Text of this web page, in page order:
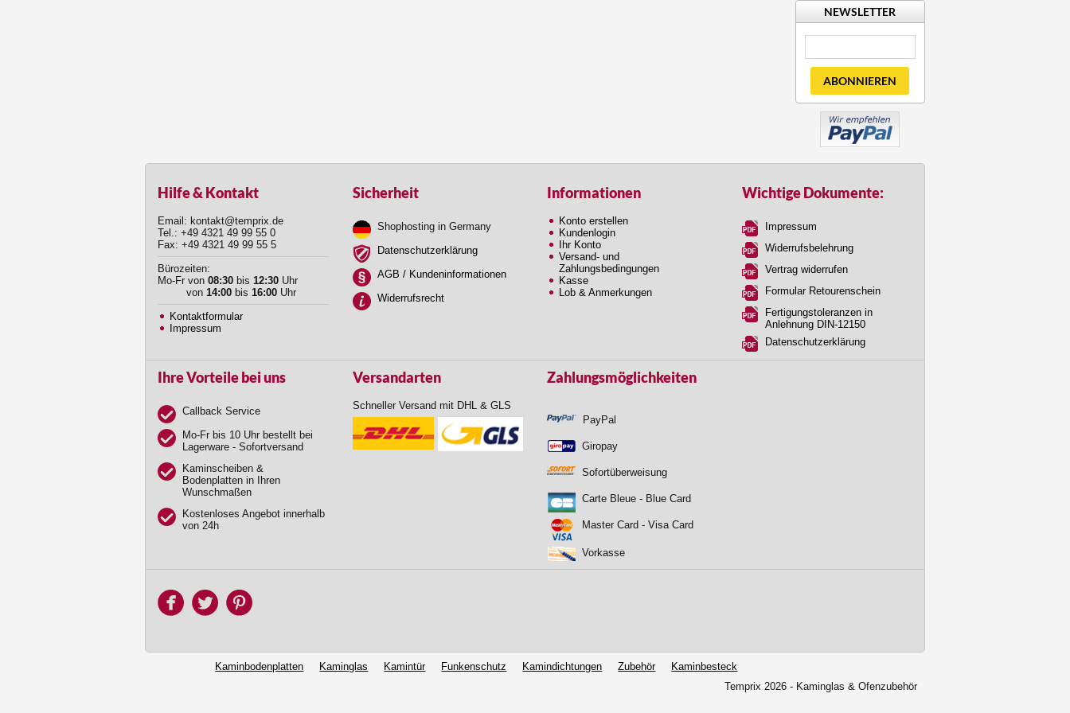
NEWSLETTER
ABONNIEREN
Hilfe & Kontakt
Email: kontakt@temprix.de
Tel.: +49 4321 49 99 55 0
Fax: +49 4321 49 99 55 5
Bürozeiten:
Mo-Fr von 08:30 bis 12:30 Uhr
von 14:00 bis 16:00 Uhr
Kontaktformular
Impressum
Sicherheit
Shophosting in Germany
Datenschutzerklärung
AGB / Kundeninformationen
Widerrufsrecht
Informationen
Konto erstellen
Kundenlogin
Ihr Konto
Versand- und
Zahlungsbedingungen
Kasse
Lob & Anmerkungen
Wichtige Dokumente:
Impressum
Widerrufsbelehrung
Vertrag widerrufen
Formular Retourenschein
Fertigungstoleranzen in
Anlehnung DIN-12150
Datenschutzerklärung
Ihre Vorteile bei uns
Callback Service
Mo-Fr bis 10 Uhr bestellt bei
Lagerware - Sofortversand
Kaminscheiben &
Bodenplatten in Ihren
Wunschmaßen
Kostenloses Angebot innerhalb
von 24h
Versandarten
Schneller Versand mit DHL & GLS
Zahlungsmöglichkeiten
PayPal
Giropay
Sofortüberweisung
Carte Bleue - Blue Card
Master Card - Visa Card
Vorkasse
Kaminbodenplatten Kaminglas Kamintür Funkenschutz Kamindichtungen Zubehör
Kaminbesteck
Temprix 2026 - Kaminglas & Ofenzubehör